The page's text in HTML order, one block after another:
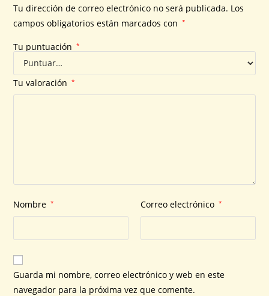
Tu dirección de correo electrónico no será publicada. Los
campos obligatorios están marcados con
*
Tu puntuación *
Tu valoración *
Nombre * Correo electrónico *
Guarda mi nombre, correo electrónico y web en este
navegador para la próxima vez que comente.